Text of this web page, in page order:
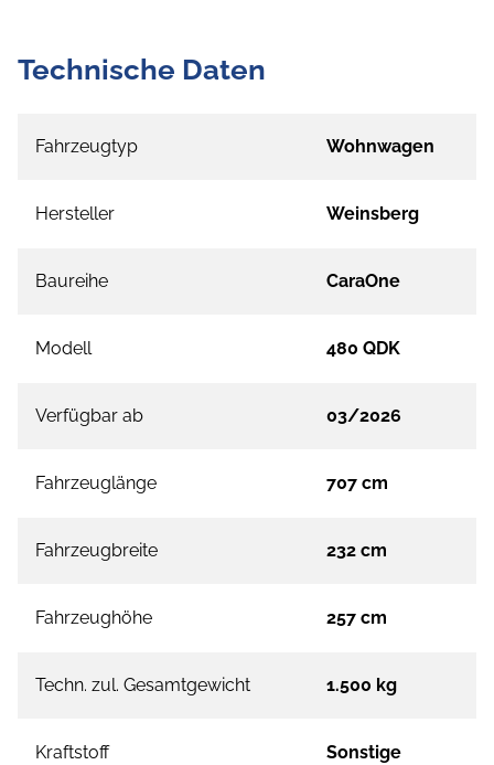
Technische Daten
Fahrzeugtyp Wohnwagen
Hersteller Weinsberg
Baureihe CaraOne
Modell 480 QDK
Verfügbar ab 03/2026
Fahrzeuglänge 707 cm
Fahrzeugbreite 232 cm
Fahrzeughöhe 257 cm
Techn. zul. Gesamtgewicht 1.500 kg
Kraftstoff Sonstige